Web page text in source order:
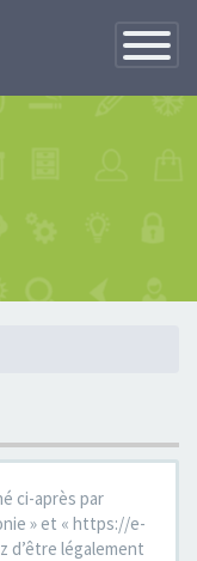
Toggle
ci-après par
» et « https://e-
d’être légalement